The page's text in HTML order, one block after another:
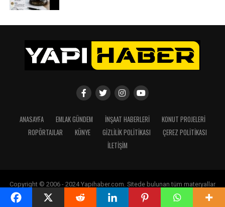
ANASAYFA EMLAK GÜNDEM İNŞAAT HABERLERI
KONUT PROJELERI
ROPÖRTAJLAR
KÜNYE GIZLILIK POLITIKASI
ÇEREZ POLITIKASI
İLETIŞIM
Copyright © 2006 - 2024 Yapihaber.com. Sitede bulunan tüm materyallar
izin alınmadan kullanılamaz. Her hakkı saklıdır.